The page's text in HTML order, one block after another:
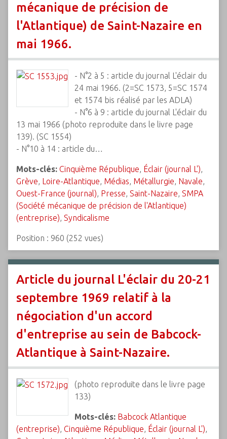
mécanique de précision de
l'Atlantique) de Saint-Nazaire en
mai 1966.
- N°2 à 5 : article du journal L'éclair du
24 mai 1966. (2=SC 1573, 5=SC 1574
et 1574 bis réalisé par les ADLA)
- N°6 à 9 : article du journal L'éclair du
13 mai 1966 (photo reproduite dans le livre page
139). (SC 1554)
- N°10 à 14 : article du…
Mots-clés: Cinquième République, Éclair (journal L'),
Grève, Loire-Atlantique, Médias, Métallurgie, Navale,
Ouest-France (journal), Presse, Saint-Nazaire, SMPA
(Société mécanique de précision de l'Atlantique)
(entreprise), Syndicalisme
Position : 960 (252 vues)
Article du journal L'éclair du 20-21
septembre 1969 relatif à la
négociation d'un accord
d'entreprise au sein de Babcock-
Atlantique à Saint-Nazaire.
(photo reproduite dans le livre page
133)
Mots-clés: Babcock Atlantique
(entreprise), Cinquième République, Éclair (journal L'),